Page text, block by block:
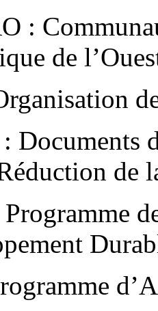
:
de
Documents
de